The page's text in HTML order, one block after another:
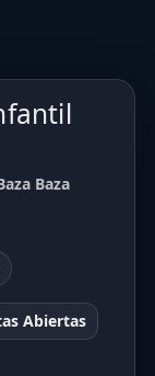
Baza
Abiertas